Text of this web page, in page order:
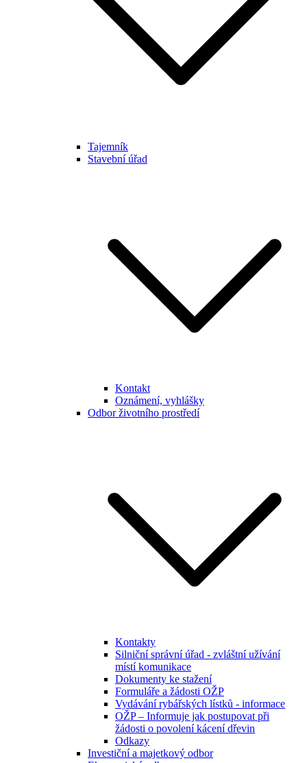
Tajemník
Stavební úřad
Kontakt
Oznámení, vyhlášky
Odbor životního prostředí
Kontakty
Silniční správní úřad - zvláštní užívání
místí komunikace
Dokumenty ke stažení
Formuláře a žádosti OŽP
Vydávání rybářských lístků - informace
OŽP – Informuje jak postupovat při
žádosti o povolení kácení dřevin
Odkazy
Investiční a majetkový odbor